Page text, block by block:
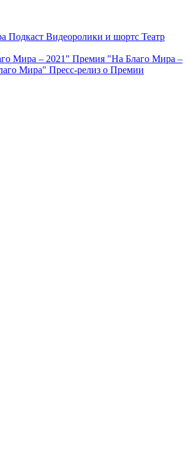
Подкаст Видеоролики и шортс Театр
Мира – 2021" Премия "На Благо Мира –
Мира" Пресс-релиз о Премии